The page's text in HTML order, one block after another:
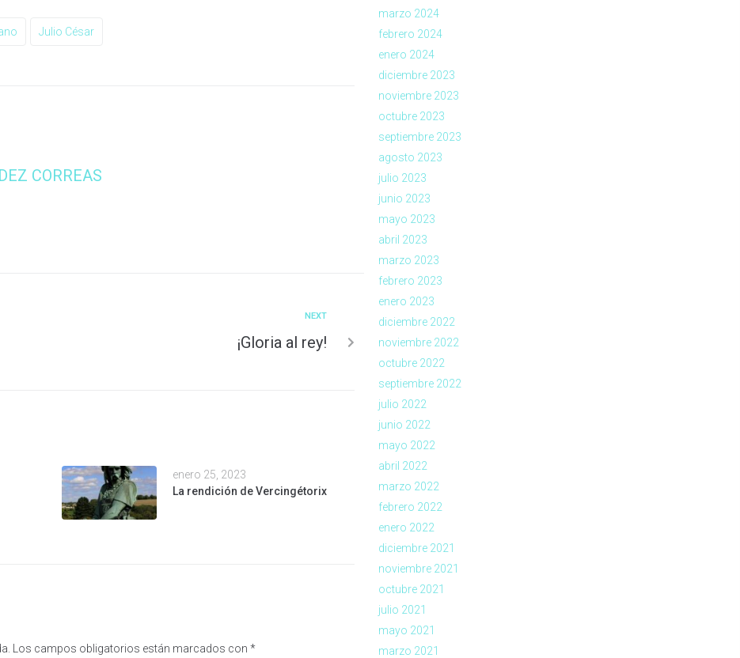
Julio César
CORREAS
NEXT
¡Gloria al rey!
enero 25, 2023
La rendición de Vercingétorix
Los campos obligatorios están marcados con *
marzo 2024
febrero 2024
enero 2024
diciembre 2023
noviembre 2023
octubre 2023
septiembre 2023
agosto 2023
julio 2023
junio 2023
mayo 2023
abril 2023
marzo 2023
febrero 2023
enero 2023
diciembre 2022
noviembre 2022
octubre 2022
septiembre 2022
julio 2022
junio 2022
mayo 2022
abril 2022
marzo 2022
febrero 2022
enero 2022
diciembre 2021
noviembre 2021
octubre 2021
julio 2021
mayo 2021
marzo 2021